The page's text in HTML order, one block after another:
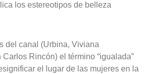
los estereotipos de belleza
del canal (Urbina, Viviana
Rincón) el término “igualada”
el lugar de las mujeres en la